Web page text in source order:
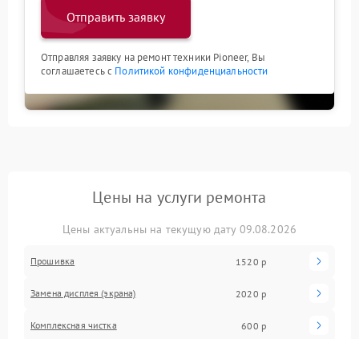
Отправить заявку
Отправляя заявку на ремонт техники Pioneer, Вы
соглашаетесь с Политикой конфиденциальности
Цены на услуги ремонта
Цены актуальны на текущую дату 09.08.2026
Прошивка 1520 р
Замена дисплея (экрана) 2020 р
Комплексная чистка 600 р